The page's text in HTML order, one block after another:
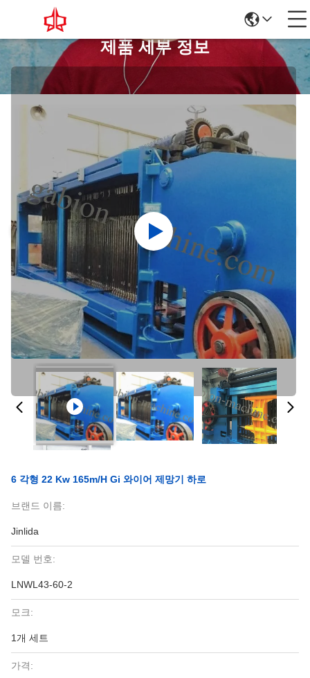
제품 세부 정보
6 각형 22 Kw 165m/H Gi 와이어 제망기 하로
브랜드 이름:
Jinlida
모델 번호:
LNWL43-60-2
모크:
1개 세트
가격: